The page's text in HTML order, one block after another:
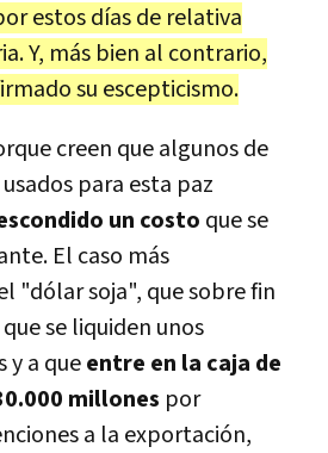
estos días de relativa
Y, más bien al contrario,
su escepticismo.
creen que algunos de
para esta paz
un costo que se
El caso más
"dólar soja", que sobre fin
se liquiden unos
y a queentre en la caja de
millones por
a la exportación,